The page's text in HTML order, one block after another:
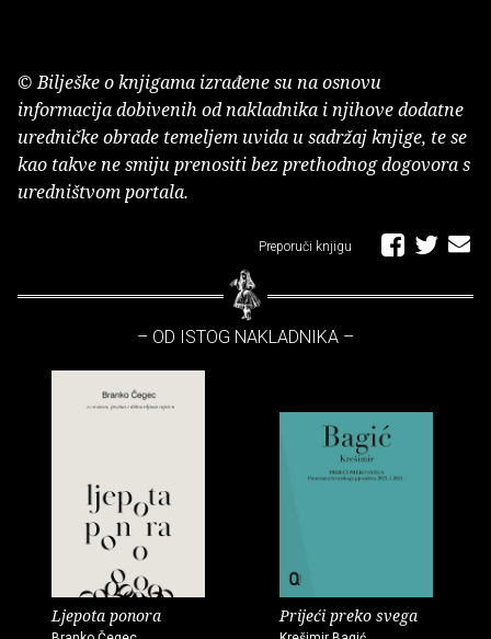
© Bilješke o knjigama izrađene su na osnovu
informacija dobivenih od nakladnika i njihove dodatne
uredničke obrade temeljem uvida u sadržaj knjige, te se
kao takve ne smiju prenositi bez prethodnog dogovora s
uredništvom portala.
Preporuči knjigu
– OD ISTOG NAKLADNIKA –
Ljepota ponora Prijeći preko svega